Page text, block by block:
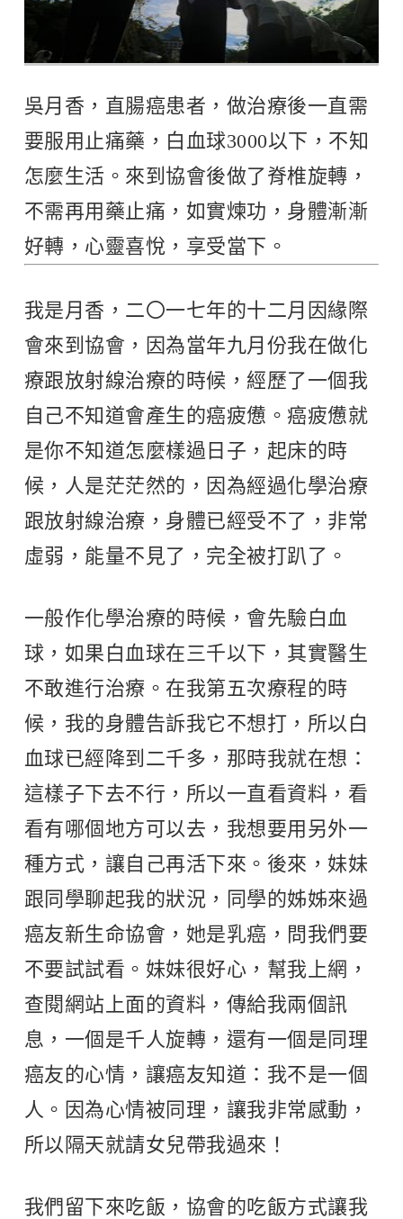
吳月香，直腸癌患者，做治療後一直需
要服用止痛藥，白血球3000以下，不知
怎麼生活。來到協會後做了脊椎旋轉，
不需再用藥止痛，如實煉功，身體漸漸
好轉，心靈喜悅，享受當下。
我是月香，二〇一七年的十二月因緣際
會來到協會，因為當年九月份我在做化
療跟放射線治療的時候，經歷了一個我
自己不知道會產生的癌疲憊。癌疲憊就
是你不知道怎麼樣過日子，起床的時
候，人是茫茫然的，因為經過化學治療
跟放射線治療，身體已經受不了，非常
虛弱，能量不見了，完全被打趴了。
一般作化學治療的時候，會先驗白血
球，如果白血球在三千以下，其實醫生
不敢進行治療。在我第五次療程的時
候，我的身體告訴我它不想打，所以白
血球已經降到二千多，那時我就在想：
這樣子下去不行，所以一直看資料，看
看有哪個地方可以去，我想要用另外一
種方式，讓自己再活下來。後來，妹妹
跟同學聊起我的狀況，同學的姊姊來過
癌友新生命協會，她是乳癌，問我們要
不要試試看。妹妹很好心，幫我上網，
查閱網站上面的資料，傳給我兩個訊
息，一個是千人旋轉，還有一個是同理
癌友的心情，讓癌友知道：我不是一個
人。因為心情被同理，讓我非常感動，
所以隔天就請女兒帶我過來！
我們留下來吃飯，協會的吃飯方式讓我